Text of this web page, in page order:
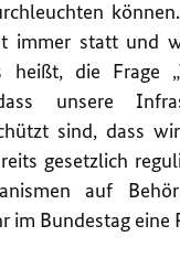
immer statt und
heißt, die Frage
unsere
sind, dass
gesetzlich
auf
im Bundestag eine